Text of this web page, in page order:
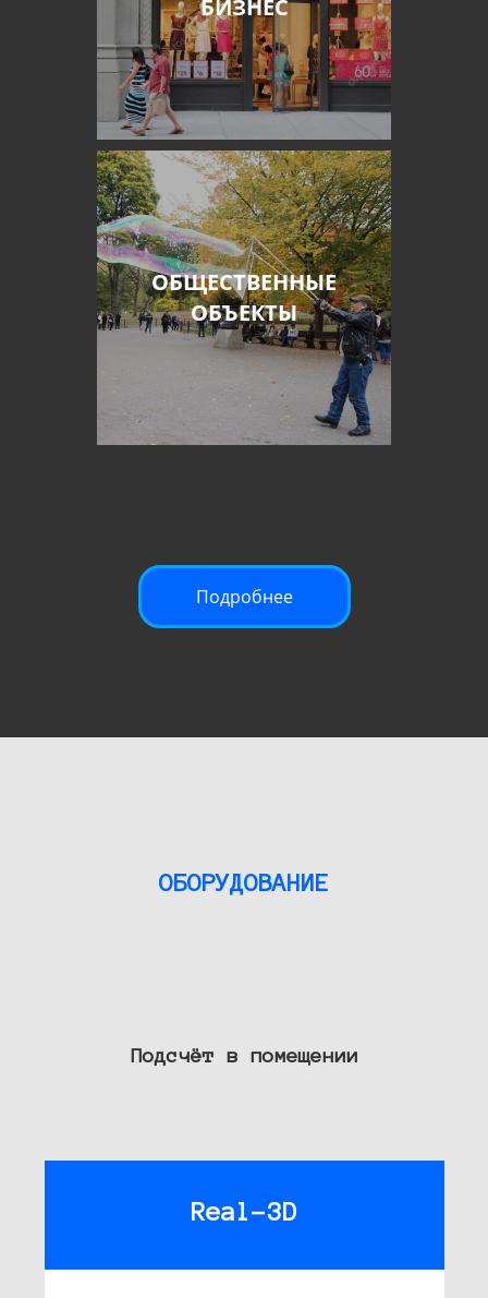
БИЗНЕС
ОБЩЕСТВЕННЫЕ
ОБЪЕКТЫ
Подробнее
ОБОРУДОВАНИЕ
Подсчёт в помещении
Real-3D